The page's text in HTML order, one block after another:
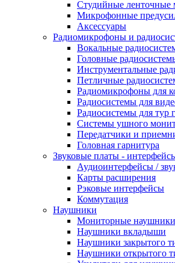
Студийные
Микрофонные
Аксессуары
Радиомикрофоны и
Вокальные
Головные
Инструментальные
Петличные
Радиомикрофоны для
Радиосистемы для
Радиосистемы для тур
Системы ушного
Передатчики и
Головная гарнитура
Звуковые платы -
Аудиоинтерфейсы /
Карты расширения
Рэковые интерфейсы
Коммутация
Наушники
Мониторные наушники
Наушники вкладыши
Наушники закрытого
Наушники открытого